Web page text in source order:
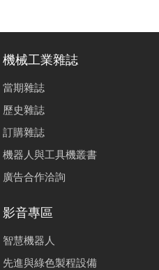
機械工業雜誌
當期雜誌
歷史雜誌
訂購雜誌
機器人與工具機叢書
廣告合作洽詢
影音專區
智慧機器人
先進與綠色製程設備